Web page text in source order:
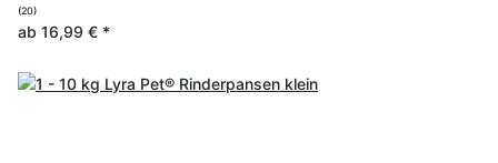
(20)
ab 16,99 € *